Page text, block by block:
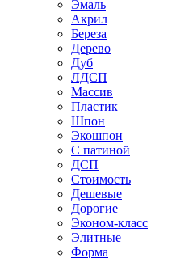
Эмаль
Акрил
Береза
Дерево
Дуб
ЛДСП
Массив
Пластик
Шпон
Экошпон
С патиной
ДСП
Стоимость
Дешевые
Дорогие
Эконом-класс
Элитные
Форма